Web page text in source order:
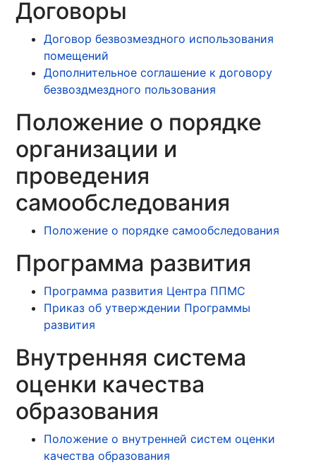
Договоры
Договор безвозмездного использования
помещений
Дополнительное соглашение к договору
безвоздмездного пользования
Положение о порядке
организации и
проведения
самообследования
Положение о порядке самообследования
Программа развития
Программа развития Центра ППМС
Приказ об утверждении Программы
развития
Внутренняя система
оценки качества
образования
Положение о внутренней систем оценки
качества образования